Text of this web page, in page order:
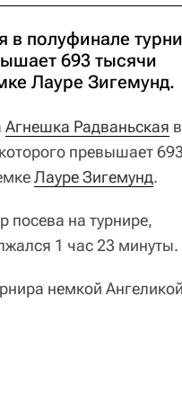
в полуфинале
693 тысячи
Лауре Зигемунд.
Агнешка Радваньская в
превышает 693
Лауре Зигемунд.
посева на турнире,
1 час 23 минуты.
немкой Ангеликой